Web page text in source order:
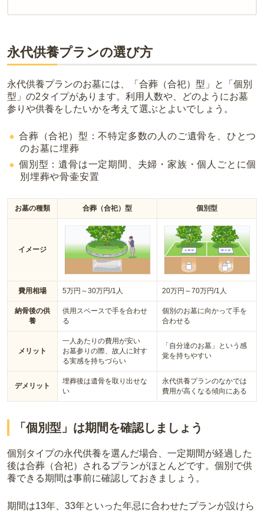
内を取り寄せることができます。
永代供養プランの選び方
永代供養プランのお墓には、「合葬（合祀）型」と「個別
型」の2タイプがあります。利用人数や、どのようにお墓
参りや供養をしたいかを考えて選ぶとよいでしょう。
合葬（合祀）型：不特定多数の人のご遺骨を、ひとつ
のお墓に埋葬
個別型：遺骨は一定期間、夫婦・家族・個人ごとに個
別埋葬や骨壷安置
お墓の種類 合葬（合祀）型 個別型
イメージ
費用相場 5万円～30万円/1人 20万円～70万円/1人
納骨後の供
養
供用スペースで手を合わせ
る
個別のお墓に向かって手を
合わせる
メリット
一人あたりの費用が安い
お墓参りの際、故人に対す
る実感を持ちづらい
「自分達のお墓」という感
覚を持ちやすい
デメリット
埋葬後は遺骨を取り出せな
い
永代供養プランのなかでは
費用が高くなる傾向にある
「個別型」は期間を確認しましょう
個別タイプの永代供養を選んだ場合、一定期間が経過した
後は合葬（合祀）されるプランがほとんどです。個別で供
養できる期間は事前に確認しておきましょう。
期間は13年、33年といった年忌に合わせたプランが設けら